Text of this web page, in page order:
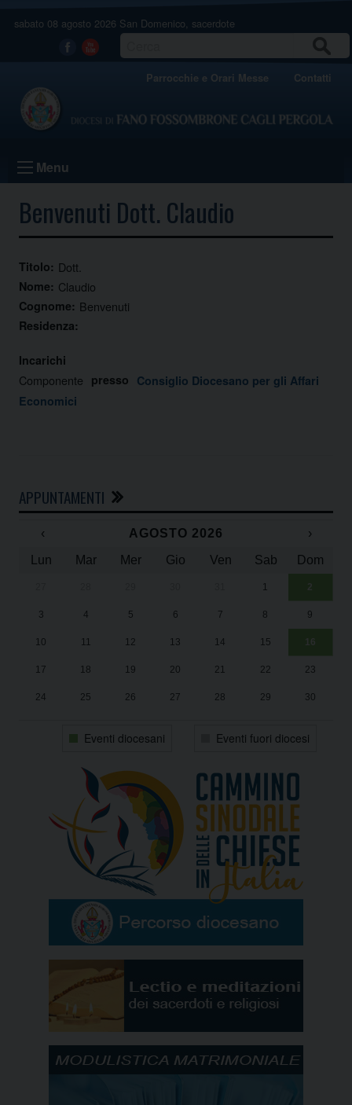
sabato 08 agosto 2026 San Domenico, sacerdote
Facebook
Youtube
Parrocchie e Orari Messe Contatti
Menu
Benvenuti Dott. Claudio
Titolo: Dott.
Nome: Claudio
Cognome: Benvenuti
Residenza:
Incarichi
Componente presso Consiglio Diocesano per gli Affari
Economici
APPUNTAMENTI
‹ AGOSTO 2026
›
Lun
Mar Mer Gio Ven Sab Dom
1 2
3 4 5 6 7 8 9
10 11 12 13 14 15 16
17 18 19 20 21 22 23
24 25 26 27 28 29 30
Eventi diocesani Eventi fuori diocesi